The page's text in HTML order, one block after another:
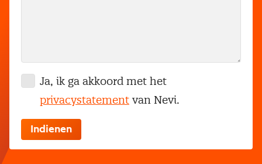
Ja, ik ga akkoord met het
privacystatement van Nevi.